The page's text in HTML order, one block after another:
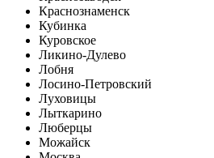
Краснознаменск
Кубинка
Куровское
Ликино-Дулево
Лобня
Лосино-Петровский
Луховицы
Лыткарино
Люберцы
Можайск